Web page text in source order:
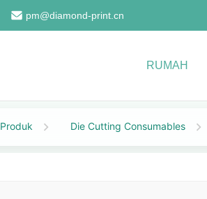
pm@diamond-print.cn
RUMAH
Produk Die Cutting Consumables